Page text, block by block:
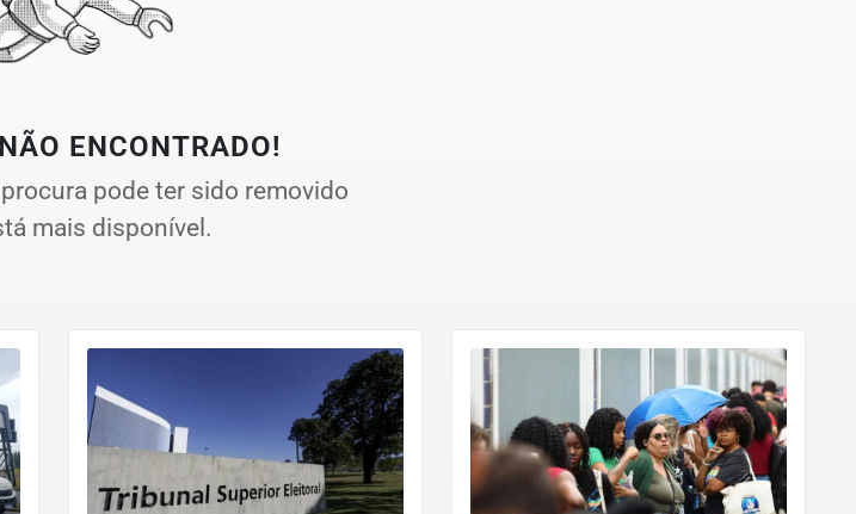
ENCONTRADO!
pode ter sido removido
mais disponível.